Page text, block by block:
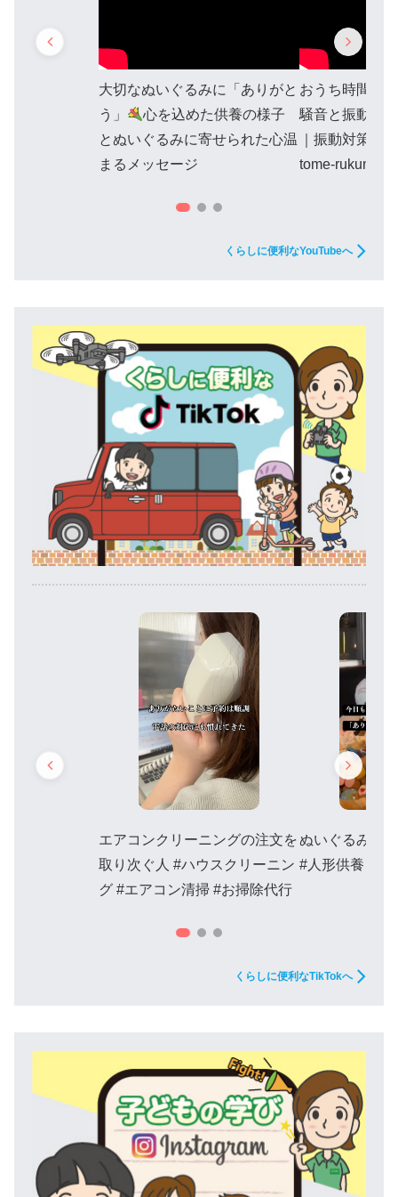
大切なぬいぐるみに「ありがと
う」
心を込めた供養の様子
とぬいぐるみに寄せられた心温
まるメッセージ
おうち時間を
騒音と振動対
｜振動対策ユ
tome-rukun
くらしに便利なYouTubeへ
エアコンクリーニングの注文を
取り次ぐ人 #ハウスクリーニン
グ #エアコン清掃 #お掃除代行
ぬいぐるみ供
#人形供養 #ぬ
くらしに便利なTikTokへ